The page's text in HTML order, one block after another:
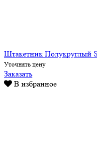
Штакетник Полукруглый
Уточнять цену
Заказать
В избранное